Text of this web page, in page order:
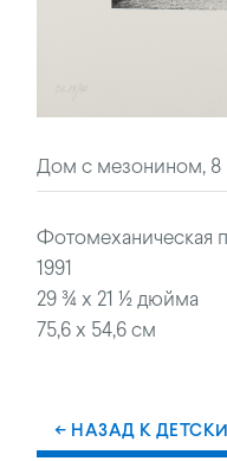
Дом с мезонином,
Фотомеханическая
1991
29 ¾ x 21 ½ дюйма
75,6 x 54,6 см
← НАЗАД К